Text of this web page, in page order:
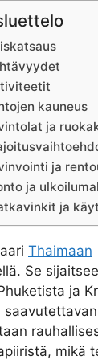
kauneus
ja
ja
ja
ja
Thaimaan
Se
ja
mikä